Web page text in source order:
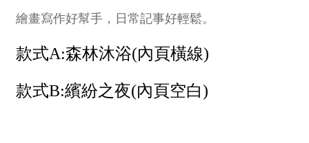
繪畫寫作好幫手，日常記事好輕鬆。
款式A:森林沐浴(內頁橫線)
款式B:繽紛之夜(內頁空白)